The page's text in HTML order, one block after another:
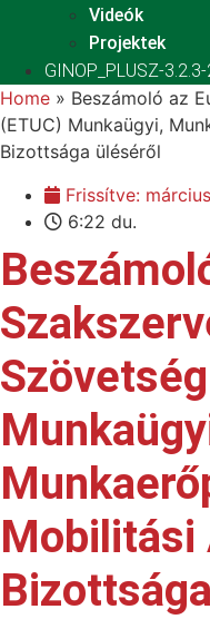
Videók
Projektek
GINOP_PLUSZ-
Home » Beszámoló az
(ETUC) Munkaügyi,
Bizottsága üléséről
Frissítve:
6:22 du.
Mobilitási